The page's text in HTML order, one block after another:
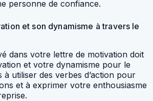
personne de confiance.
et son dynamisme à travers le
dans votre lettre de motivation doit
et votre dynamisme pour le
à utiliser des verbes d’action pour
et à exprimer votre enthousiasme